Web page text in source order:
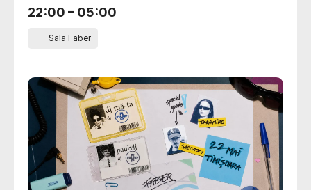
22:00 – 05:00
Sala Faber